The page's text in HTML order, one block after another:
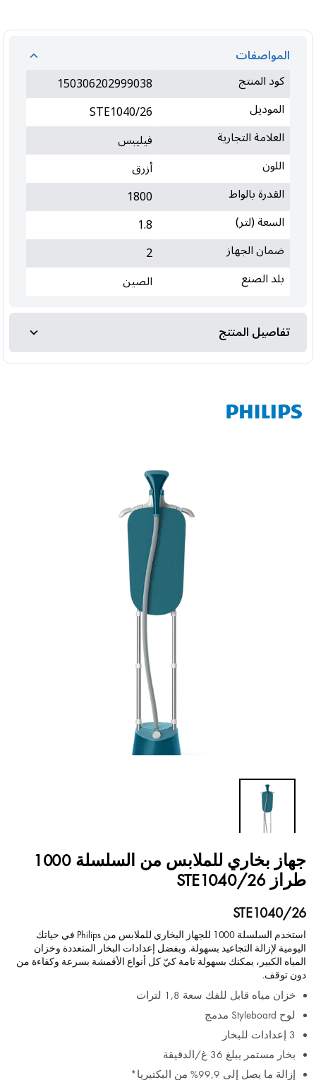
المواصفات
كود المنتج
150306202999038
الموديل
STE1040/26
العلامة التجارية
فيليبس
اللون
أزرق
القدرة بالواط
1800
السعة (لتر)
1.8
ضمان الجهاز
2
بلد الصنع
الصين
تفاصيل المنتج
جهاز بخاري للملابس من السلسلة 1000
طراز STE1040/26
STE1040/26
استخدم السلسلة 1000 للجهاز البخاري للملابس من Philips في حياتك
اليومية لإزالة التجاعيد بسهولة. وبفضل إعدادات البخار المتعددة وخزان
المياه الكبير، يمكنك بسهولة تامة كيّ كل أنواع الأقمشة بسرعة وكفاءة من
دون توقف.
خزان مياه قابل للفك سعة 1,8 لترات
لوح Styleboard مدمج
3 إعدادات للبخار
بخار مستمر يبلغ 36 غ/الدقيقة
إزالة ما يصل إلى 99,9% من البكتيريا*